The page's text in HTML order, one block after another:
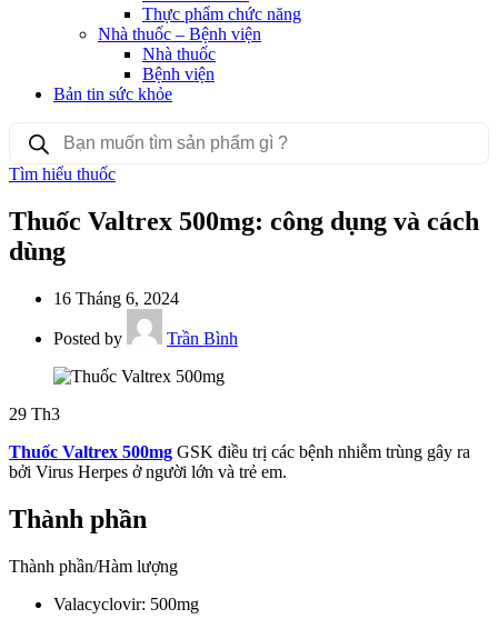
Thực phẩm chức năng
Nhà thuốc – Bệnh viện
Nhà thuốc
Bệnh viện
Bản tin sức khỏe
Products
search
Tìm hiểu thuốc
Thuốc Valtrex 500mg: công dụng và cách
dùng
16 Tháng 6, 2024
Posted by Trần Bình
29 Th3
Thuốc Valtrex 500mg GSK điều trị các bệnh nhiễm trùng gây ra
bởi Virus Herpes ở người lớn và trẻ em.
Thành phần
Thành phần/Hàm lượng
Valacyclovir: 500mg